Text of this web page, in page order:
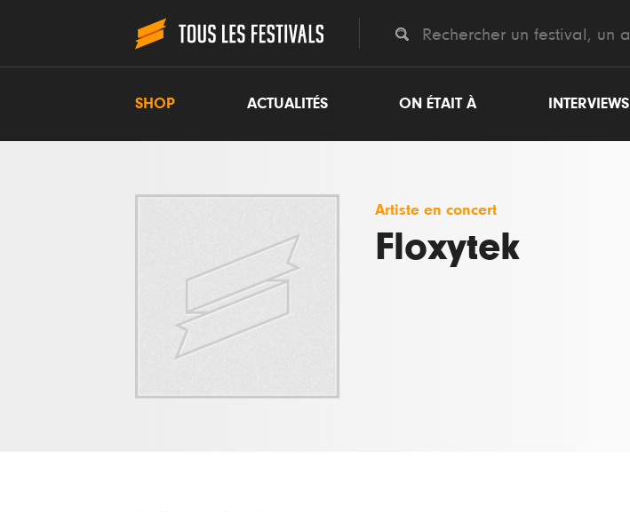
SHOP ACTUALITÉS ON ÉTAIT À INTERVIEWS
Artiste en concert
Floxytek